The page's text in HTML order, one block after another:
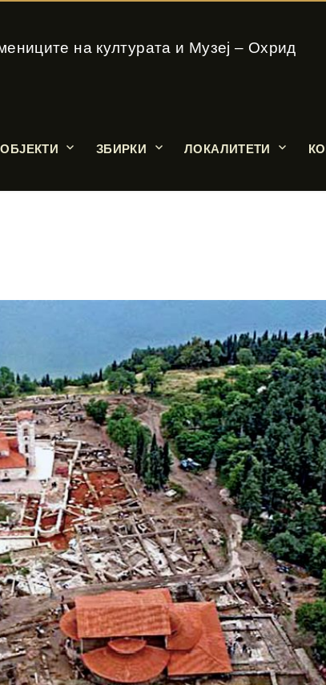
на културата и Музеј – Охрид
ЗБИРКИ ЛОКАЛИТЕТИ